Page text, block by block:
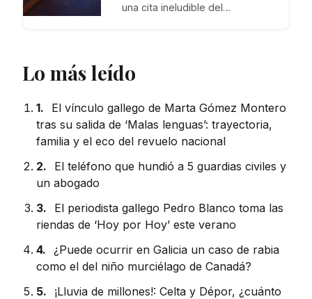
una cita ineludible del…
Lo más leído
1.
El vínculo gallego de Marta Gómez Montero
tras su salida de ‘Malas lenguas’: trayectoria,
familia y el eco del revuelo nacional
2.
El teléfono que hundió a 5 guardias civiles y
un abogado
3.
El periodista gallego Pedro Blanco toma las
riendas de ‘Hoy por Hoy’ este verano
4.
¿Puede ocurrir en Galicia un caso de rabia
como el del niño murciélago de Canadá?
5.
¡Lluvia de millones!: Celta y Dépor, ¿cuánto